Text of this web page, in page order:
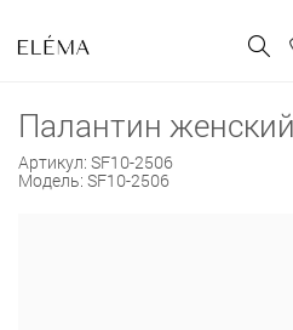
Палантин
Артикул: SF10-2506
Модель: SF10-2506